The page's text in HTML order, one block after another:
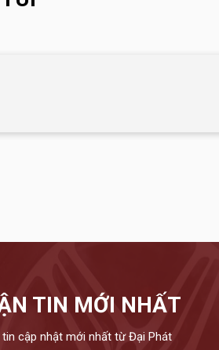
TIN MỚI NHẤT
cập nhật mới nhất từ Đại Phát